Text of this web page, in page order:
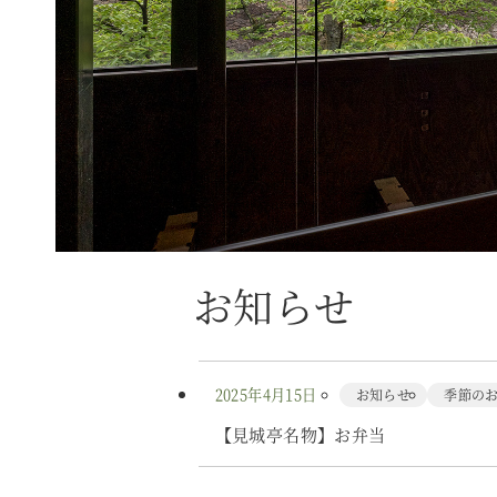
お知らせ
2025年4月15日 お知らせ 季節の
【見城亭名物】お弁当